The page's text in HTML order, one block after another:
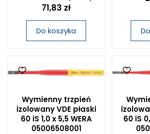
71,83 zł
Do koszyka
Wymienny trzpień
izolowany VDE płaski
60 iS 1,0 x 5,5 WERA
05006508001
60 iS